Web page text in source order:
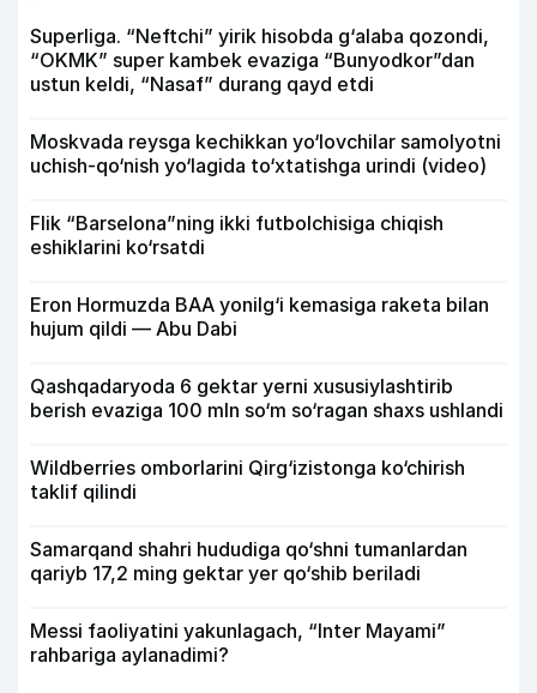
Superliga. “Neftchi” yirik hisobda g‘alaba qozondi,
“OKMK” super kambek evaziga “Bunyodkor”dan
ustun keldi, “Nasaf” durang qayd etdi
Moskvada reysga kechikkan yo‘lovchilar samolyotni
uchish-qo‘nish yo‘lagida to‘xtatishga urindi (video)
Flik “Barselona”ning ikki futbolchisiga chiqish
eshiklarini ko‘rsatdi
Eron Hormuzda BAA yonilg‘i kemasiga raketa bilan
hujum qildi — Abu Dabi
Qashqadaryoda 6 gektar yerni xususiylashtirib
berish evaziga 100 mln so‘m so‘ragan shaxs ushlandi
Wildberries omborlarini Qirg‘izistonga ko‘chirish
taklif qilindi
Samarqand shahri hududiga qo‘shni tumanlardan
qariyb 17,2 ming gektar yer qo‘shib beriladi
Messi faoliyatini yakunlagach, “Inter Mayami”
rahbariga aylanadimi?